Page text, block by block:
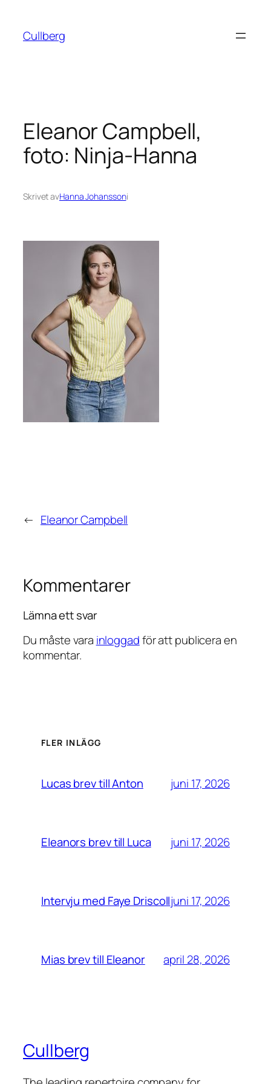
innehåll
Cullberg
Eleanor Campbell,
foto: Ninja-Hanna
Skrivet avHanna Johanssoni
← Eleanor Campbell
Kommentarer
Lämna ett svar
Du måste vara inloggadför att publicera en
kommentar.
FLER INLÄGG
Lucas brev till Anton juni 17, 2026
Eleanors brev till Luca juni 17, 2026
Intervju med Faye Driscolljuni 17, 2026
Mias brev till Eleanor april 28, 2026
Cullberg